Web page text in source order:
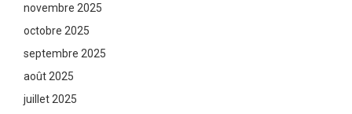
novembre 2025
octobre 2025
septembre 2025
août 2025
juillet 2025